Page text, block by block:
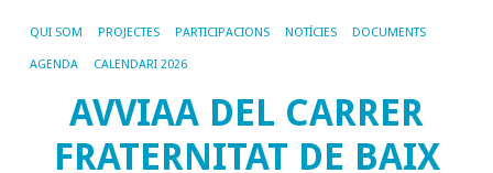
QUI SOM PROJECTES PARTICIPACIONS NOTÍCIES DOCUMENTS
AGENDA CALENDARI 2026
AVVIAA DEL CARRER
FRATERNITAT DE BAIX